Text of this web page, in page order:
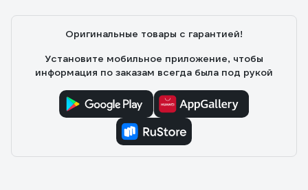
минут. Заряжает практически все виды самых
1830, 1840, 1850 и т.д.) Музыкальное оповещение,
правда играет всего пару тройку тактов.
Оригинальные товары с гарантией!
Установите мобильное приложение, чтобы
информация по заказам всегда была под рукой